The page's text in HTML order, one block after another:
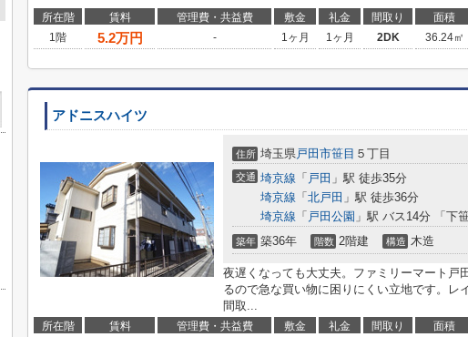
所在階 賃料 管理費・共益費 敷金 礼金 間取り 面積
1階
5.2万円 - 1ヶ月 1ヶ月 2DK 36.24㎡
アドニスハイツ
住所 埼玉県戸田市笹目 ５丁目
交通 埼京線 「 戸田 」駅 徒歩35分
埼京線 「 北戸田 」駅 徒歩36分
埼京線 「 戸田公園 」駅 バス14分 「下
築年 築36年 階数 2階建 構造 木造
夜遅くなっても大丈夫。ファミリーマート戸
るので急な買い物に困りにくい立地です。レ
間取...
所在階 賃料 管理費・共益費 敷金 礼金 間取り 面積